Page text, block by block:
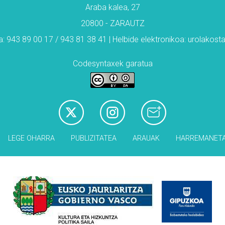
Araba kalea, 27
20800 - ZARAUTZ
943 89 00 17 / 943 81 38 41 | Helbide elektronikoa:
Codesyntaxek garatua
LEGE OHARRA PUBLIZITATEA ARAUAK